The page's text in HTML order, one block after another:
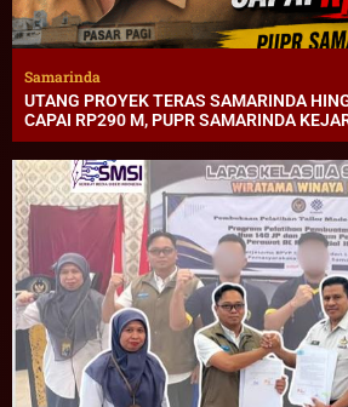
Samarinda
UTANG PROYEK TERAS SAMARINDA
CAPAI RP290 M, PUPR SAMARINDA